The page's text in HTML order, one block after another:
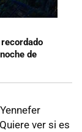
de
ver si es